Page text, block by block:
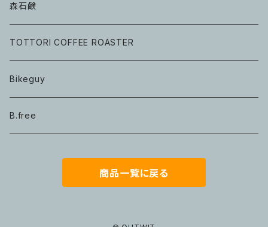
森石鹸
TOTTORI COFFEE ROASTER
Bikeguy
B.free
商品一覧に戻る